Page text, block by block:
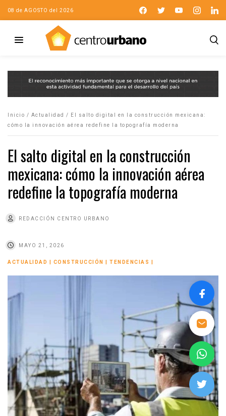
08 de AGOSTO del 2026
Inicio / Actualidad /
El salto digital en la construcción mexicana:
cómo la innovación aérea redefine la topografía moderna
El salto digital en la construcción
mexicana: cómo la innovación aérea
redefine la topografía moderna
REDACCIÓN CENTRO URBANO
MAYO 21, 2026
ACTUALIDAD CONSTRUCCIÓN TENDENCIAS